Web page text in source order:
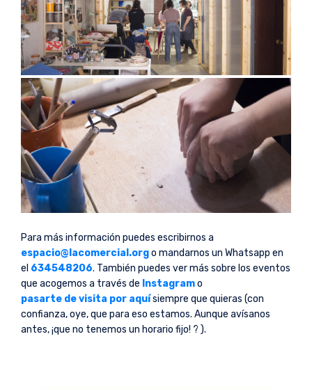
Para más información puedes escribirnos a
espacio@lacomercial.orgo mandarnos un Whatsapp en
el 634548206. También puedes ver más sobre los eventos
que acogemos a través de Instagramo
pasarte de visita por aquísiempre que quieras (con
confianza, oye, que para eso estamos. Aunque avísanos
antes, ¡que no tenemos un horario fijo! ? ).